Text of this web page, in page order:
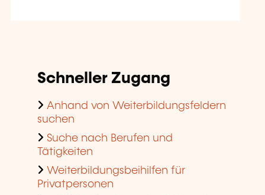
Schneller Zugang
Anhand von Weiterbildungsfeldern
suchen
Suche nach Berufen und
Tätigkeiten
Weiterbildungsbeihilfen für
Privatpersonen